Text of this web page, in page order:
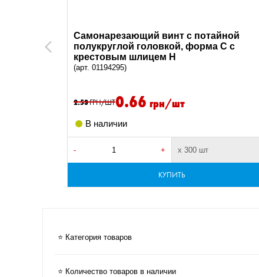
Previous
Самонарезающий винт с потайной
полукруглой головкой, форма C с
крестовым шлицем H
(арт. 01194295)
2.53ГРН/ШТ0.66 грн/шт
В наличии
- + х 300 шт
КУПИТЬ
⭐ Категория товаров
⭐ Количество товаров в наличии